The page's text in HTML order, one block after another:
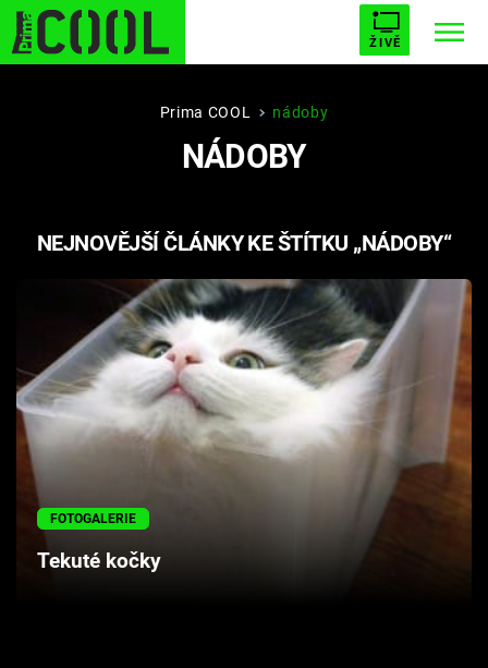
ŽIVĚ
STARHOUSE BUFFY, PŘEMOŽITELKA UPÍRŮ
PLNEJ KOTEL AVENGERS 5
Filmy
Seriály
Hry
Cool Esport
Pořady
Prima COOL nádoby
NÁDOBY
NEJNOVĚJŠÍ ČLÁNKY KE ŠTÍTKU „NÁDOBY“
FOTOGALERIE
Tekuté kočky